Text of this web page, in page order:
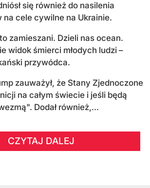
się również do nasilenia
cele cywilne na Ukrainie.
zamieszani. Dzieli nas ocean.
widok śmierci młodych ludzi –
przywódca.
zauważył, że Stany Zjednoczone
na całym świecie i jeśli będą
Dodał również,...
CZYTAJ DALEJ